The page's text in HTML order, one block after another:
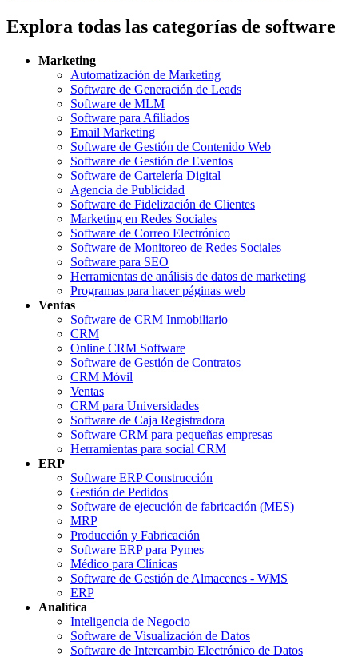
Explora todas las categorías de software
Marketing
Automatización de Marketing
Software de Generación de Leads
Software de MLM
Software para Afiliados
Email Marketing
Software de Gestión de Contenido Web
Software de Gestión de Eventos
Software de Cartelería Digital
Agencia de Publicidad
Software de Fidelización de Clientes
Marketing en Redes Sociales
Software de Correo Electrónico
Software de Monitoreo de Redes Sociales
Software para SEO
Herramientas de análisis de datos de marketing
Programas para hacer páginas web
Ventas
Software de CRM Inmobiliario
CRM
Online CRM Software
Software de Gestión de Contratos
CRM Móvil
Ventas
CRM para Universidades
Software de Caja Registradora
Software CRM para pequeñas empresas
Herramientas para social CRM
ERP
Software ERP Construcción
Gestión de Pedidos
Software de ejecución de fabricación (MES)
MRP
Producción y Fabricación
Software ERP para Pymes
Médico para Clínicas
Software de Gestión de Almacenes - WMS
ERP
Analítica
Inteligencia de Negocio
Software de Visualización de Datos
Software de Intercambio Electrónico de Datos